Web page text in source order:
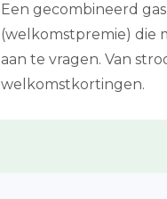
Een gecombineerd
(welkomstpremie) die
aan te vragen. Van
welkomstkortingen.